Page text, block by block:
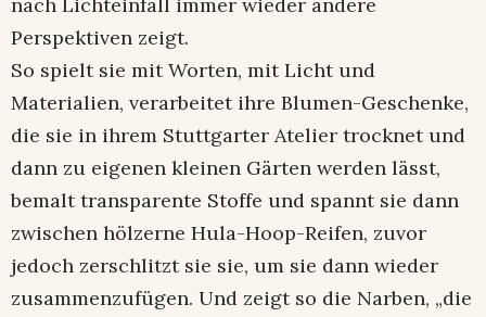
nach Lichteinfall immer wieder andere
Perspektiven zeigt.
So spielt sie mit Worten, mit Licht und
Materialien, verarbeitet ihre Blumen-Geschenke,
die sie in ihrem Stuttgarter Atelier trocknet und
dann zu eigenen kleinen Gärten werden lässt,
bemalt transparente Stoffe und spannt sie dann
zwischen hölzerne Hula-Hoop-Reifen, zuvor
jedoch zerschlitzt sie sie, um sie dann wieder
zusammenzufügen. Und zeigt so die Narben, „die